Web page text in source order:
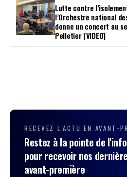
Lutte contre
l’Orchestre national
donne un concert au
Pelletier [VIDEO]
RECEVEZ L'ACTU EN AVANT-
Restez à la pointe de
pour recevoir nos
avant-première